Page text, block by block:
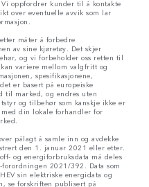
oppfordrer kunder til å kontakte
over eventuelle avvik som lar
måter å forbedre
av sine kjøretøy. Det skjer
og vi forbeholder oss retten til
variere mellom valgfritt og
spesifikasjonene,
er basert på europeiske
til marked, og endres uten
og tilbehør som kanskje ikke er
din lokale forhandler for
pålagt å samle inn og avdekke
den 1. januar 2021 eller etter.
og energiforbruksdata må deles
2021/392. Data som
sin elektriske energidata og
se forskriften publisert på